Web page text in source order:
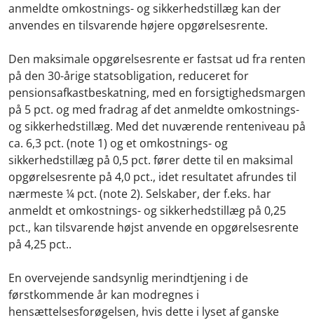
anmeldte omkostnings- og sikkerhedstillæg kan der
anvendes en tilsvarende højere opgørelsesrente.
Den maksimale opgørelsesrente er fastsat ud fra renten
på den 30-årige statsobligation, reduceret for
pensionsafkastbeskatning, med en forsigtighedsmargen
på 5 pct. og med fradrag af det anmeldte omkostnings-
og sikkerhedstillæg. Med det nuværende renteniveau på
ca. 6,3 pct. (note 1) og et omkostnings- og
sikkerhedstillæg på 0,5 pct. fører dette til en maksimal
opgørelsesrente på 4,0 pct., idet resultatet afrundes til
nærmeste ¼ pct. (note 2). Selskaber, der f.eks. har
anmeldt et omkostnings- og sikkerhedstillæg på 0,25
pct., kan tilsvarende højst anvende en opgørelsesrente
på 4,25 pct..
En overvejende sandsynlig merindtjening i de
førstkommende år kan modregnes i
hensættelsesforøgelsen, hvis dette i lyset af ganske